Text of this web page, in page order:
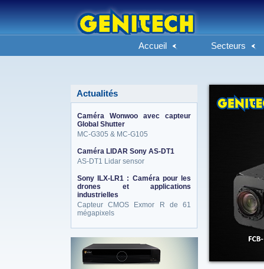
Accueil Secteurs
Actualités
Caméra Wonwoo avec capteur
Global Shutter
MC-G305 & MC-G105
Caméra LIDAR Sony AS-DT1
AS-DT1 Lidar sensor
Sony ILX-LR1 : Caméra pour les
drones et applications
industrielles
Capteur CMOS Exmor R de 61
mégapixels